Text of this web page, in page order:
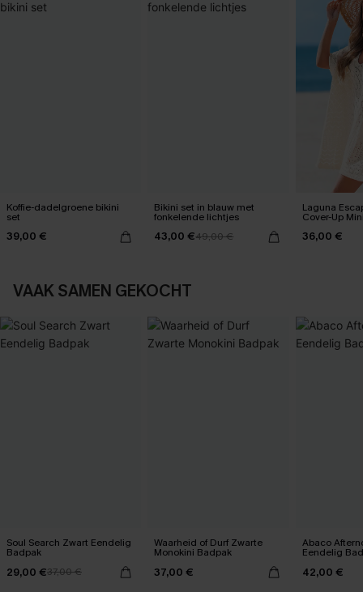
Koffie-dadelgroene bikini
set
39,00 €
Bikini set in blauw met
fonkelende lichtjes
43,00 €49,00 €
Laguna
Cover-Up
36,00 €
VAAK SAMEN GEKOCHT
Soul Search Zwart Eendelig
Badpak
29,00 €37,00 €
Waarheid of Durf Zwarte
Monokini Badpak
37,00 €
Abaco
Eendelig
42,00 €